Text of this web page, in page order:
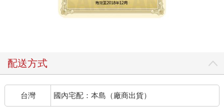
配送方式
台灣 國內宅配：本島（廠商出貨）